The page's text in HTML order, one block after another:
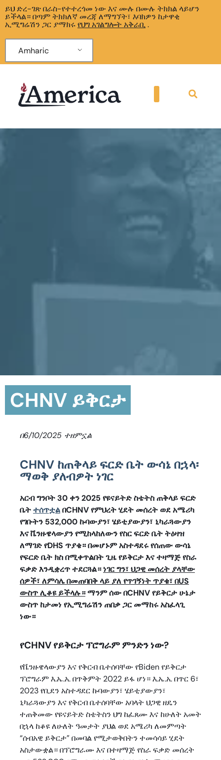
ይህ ድረ-ገጽ በራስ-የተተረጎመ ነው እና ሙሉ በሙሉ ትክክል ላይሆን
ይችላል። በጣም ትክክለኛ መረጃ ለማግኘት፣ እባክዎን ከታዋቂ
ኢሚግሬሽን ጋር ያማክሩየህግ አገልግሎት አቅራቢ.
Amharic
CHNV ይቅርታ
በ6/10/2025 ተዘምኗል
CHNV ከጠቅላይ ፍርድ ቤት ውሳኔ በኋላ፡
ማወቅ ያለብዎት ነገር
አርብ ግንቦት 30 ቀን 2025 የዩናይትድ ስቴትስ ጠቅላይ ፍርድ
ቤትተሰጥቷልበCHNV የምህረት ሂደት መሰረት ወደ አሜሪካ
የገቡትን 532,000 ኩባውያን፣ ሄይቲያውያን፣ ኒካራጓውያን
እና ቬንዙዌላውያን የሚከላከለውን የስር ፍርድ ቤት ትዕዛዝ
ለማገድ የDHS ጥያቄ። በመሆኑም አስተዳደሩ የሰጠው ውሳኔ
የፍርድ ቤት ክስ በሚቀጥልበት ጊዜ የይቅርታ እና ተዛማጅ የስራ
ፍቃድ እንዲቋረጥ ተደርጓል።ነገር ግን፣ ህጋዊ መሰረት ያላቸው
ሰዎች፣ ለምሳሌ በመጠባበቅ ላይ ያለ የጥገኝነት ጥያቄ፣ በUS
ውስጥ ሊቆዩ ይችላሉ።ማንም ሰው በCHNV የይቅርታ ሁኔታ
ውስጥ ከታመነ የኢሚግሬሽን ጠበቃ ጋር መማከሩ አስፈላጊ
ነው።
የCHNV የይቅርታ ፕሮግራም ምንድን ነው?
የቬንዙዌላውያን እና የቅርብ ቤተሰባቸው የBiden የይቅርታ
ፕሮግራም እ.ኤ.አ. በጥቅምት 2022 ይፋ ሆነ። እ.ኤ.አ. በጥር 6፣
2023 የቢደን አስተዳደር ኩባውያን፣ ሄይቲያውያን፣
ኒካራጓውያን እና የቅርብ ቤተሰባቸው አባላት ህጋዊ ዘዴን
ተጠቅመው የዩናይትድ ስቴትስን ህግ ከፈጸሙ እና ከሁለት አመት
በኋላ ከቆዩ ለሁለት ዓመታት ያህል ወደ አሜሪካ ለመምጣት
“ሰብአዊ ይቅርታ” በመባል የሚታወቅበትን ተመሳሳይ ሂደት
አስታውቋል። በፕሮግራሙ እና በተዛማጅ የስራ ፍቃድ መሰረት